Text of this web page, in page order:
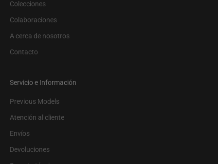
Colecciones
Colaboraciones
A cerca de nosotros
Contacto
Servicio e Información
Previous Models
Atención al cliente
Envíos
Devoluciones